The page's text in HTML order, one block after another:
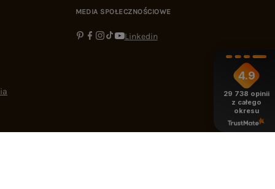
MEDIA SPOŁECZNOŚCIOWE
Linkedin
4.9
29 738 opinii
z całego
okresu